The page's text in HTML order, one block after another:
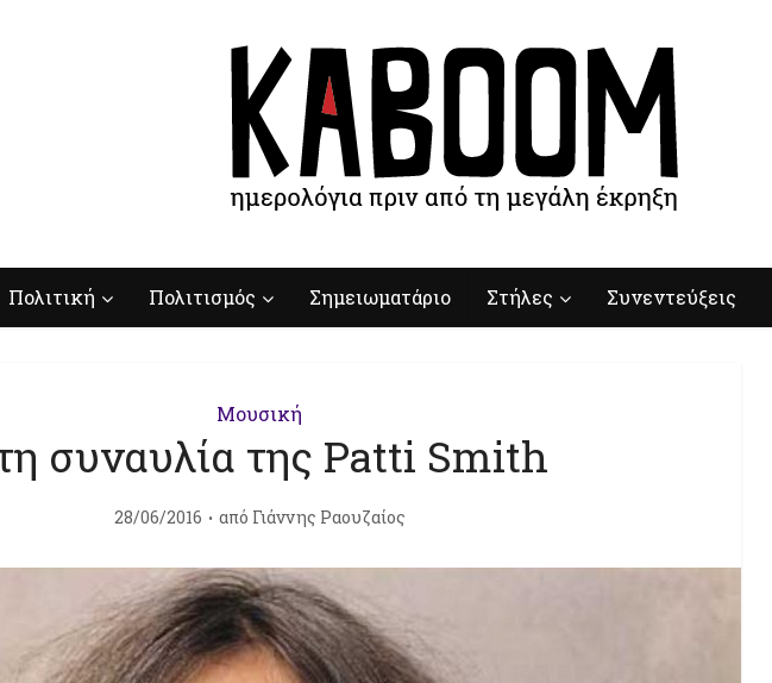
Πολιτική Πολιτισμός Σημειωματάριο Στήλες Συνεντεύξεις
Μουσική
συναυλία της Patti Smith
28/06/2016 από Γιάννης Ραουζαίος